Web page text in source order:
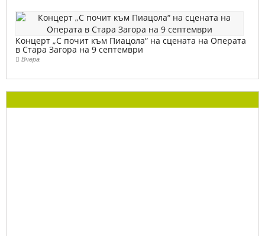
Концерт „С почит към Пиацола“ на сцената на Операта
в Стара Загора на 9 септември
Вчера